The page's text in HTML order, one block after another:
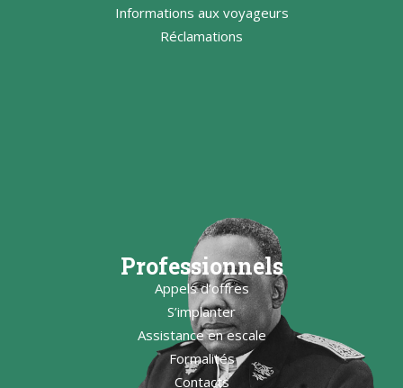
Informations aux voyageurs
Réclamations
Professionnels
Appels d’offres
S’implanter
Assistance en escale
Formalités
Contacts